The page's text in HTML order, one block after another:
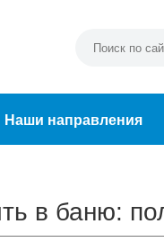
Наши направления
в баню: